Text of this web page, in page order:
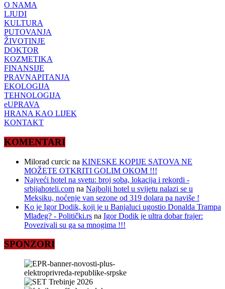
O NAMA
LJUDI
KULTURA
PUTOVANJA
ŽIVOTINJE
DOKTOR
KOZMETIKA
FINANSIJE
PRAVNAPITANJA
EKOLOGIJA
TEHNOLOGIJA
eUPRAVA
HRANA KAO LIJEK
KONTAKT
KOMENTARI
Milorad curcic na KINESKE KOPIJE SATOVA NE
MOŽETE OTKRITI GOLIM OKOM !!!
Najveći hotel na svetu: broj soba, lokacija i rekordi -
srbijahoteli.com na Najbolji hotel u svijetu nalazi se u
Meksiku, noćenje van sezone od 319 dolara pa naviše !
Ko je Igor Dodik, koji je u Banjaluci ugostio Donalda Trampa
Mlađeg? - Politički.rs na Igor Dodik je ultra dobar frajer:
Povezivali su ga sa mnogima !!!
SPONZORI